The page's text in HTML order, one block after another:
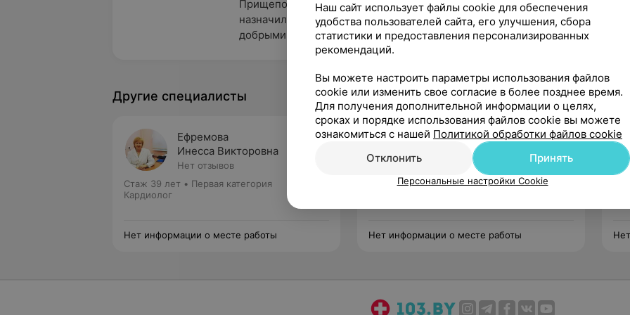
Прищепова Галина Ивановна, очень помогла ,
назначила правильное лечение и подбодрила
добрыми словами, только положительн...
Другие специалисты
Ефремова
Инесса Викторовна
Нет отзывов
Стаж 39 лет • Первая категория
Кардиолог
Нет информации о месте работы
Воронова
Елена Ивановна
Нет отзывов
Стаж 28 лет•Первая категория
Нет информации о месте работы
Наш сайт использует файлы cookie для обеспечения
удобства пользователей сайта, его улучшения, сбора
статистики и предоставления персонализированных
рекомендаций.
Вы можете настроить параметры использования файлов
cookie или изменить свое согласие в более позднее время.
Для получения дополнительной информации о целях,
сроках и порядке использования файлов cookie вы можете
ознакомиться с нашей Политикой обработки файлов cookie
Отклонить
Принять
Персональные настройки Cookie